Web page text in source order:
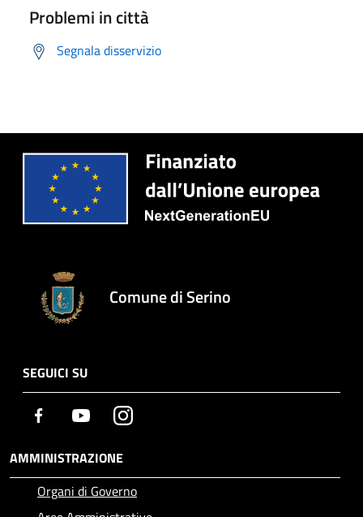
Problemi in città
Segnala disservizio
Comune di Serino
SEGUICI SU
Facebook YoutubeInstagram
AMMINISTRAZIONE
Organi di Governo